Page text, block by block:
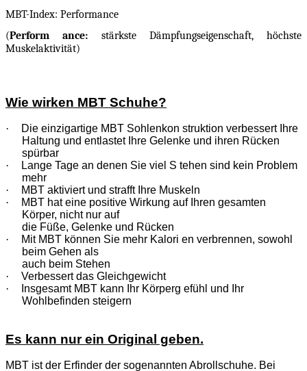
MBT-Index: Performance
(Perform ance: stärkste Dämpfungseigenschaft, höchste
Muskelaktivität)
Wie wirken MBT Schuhe?
·
Die einzigartige MBT Sohlenkon struktion verbessert Ihre
Haltung und entlastet Ihre Gelenke und ihren Rücken
spürbar
·
Lange Tage an denen Sie viel S tehen sind kein Problem
mehr
·
MBT aktiviert und strafft Ihre Muskeln
·
MBT hat eine positive Wirkung auf Ihren gesamten
Körper, nicht nur auf
die Füße, Gelenke und Rücken
·
Mit MBT können Sie mehr Kalori en verbrennen, sowohl
beim Gehen als
auch beim Stehen
·
Verbessert das Gleichgewicht
·
Insgesamt MBT kann Ihr Körperg efühl und Ihr
Wohlbefinden steigern
Es kann nur ein Original geben.
MBT ist der Erfinder der sogenannten Abrollschuhe. Bei